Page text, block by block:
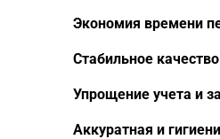
Экономия времени
Стабильное
Упрощение учета и
Аккуратная и